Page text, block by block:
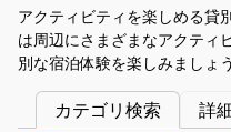
アクティビティを楽しめる貸
は周辺にさまざまなアクティ
別な宿泊体験を楽しみましょう
カテゴリ検索
詳